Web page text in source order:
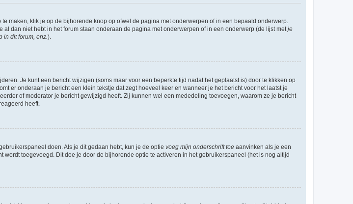
maken, klik je op de bijhorende knop op ofwel de pagina met onderwerpen of in een bepaald onderwerp.
dan niet hebt in het forum staan onderaan de pagina met onderwerpen of in een onderwerp (de lijst met je
dit forum, enz. ).
Je kunt een bericht wijzigen (soms maar voor een beperkte tijd nadat het geplaatst is) door te klikken op
er onderaan je bericht een klein tekstje dat zegt hoeveel keer en wanneer je het bericht voor het laatst je
of moderator je bericht gewijzigd heeft. Zij kunnen wel een mededeling toevoegen, waarom ze je bericht
heeft.
doen. Als je dit gedaan hebt, kun je de optie voeg mijn onderschrift toe aanvinken als je een
toegevoegd. Dit doe je door de bijhorende optie te activeren in het gebruikerspaneel (het is nog altijd